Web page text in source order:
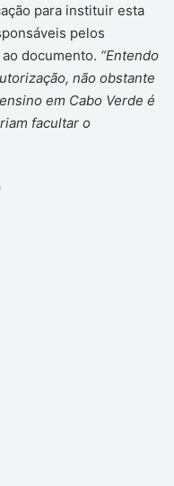
para instituir esta
pelos
documento. “Entendo
não obstante
em Cabo Verde é
facultar o